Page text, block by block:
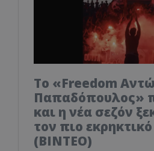
Το «Freedom
Παπαδόπουλος»
και η νέα σεζόν
τον πιο
(ΒΙΝΤΕΟ)